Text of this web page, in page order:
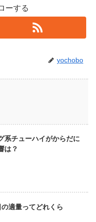
ーする
yochobo
系チューハイがからだに
は？
の適量ってどれくら